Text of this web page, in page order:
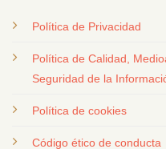
Política de Privacidad
Política de Calidad,
Seguridad de la
Política de cookies
Código ético de conducta